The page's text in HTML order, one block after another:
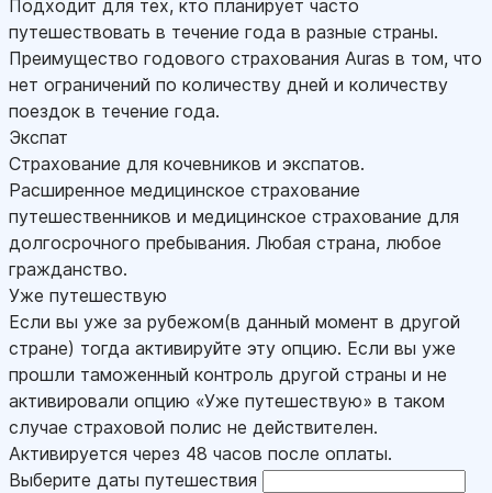
Подходит для тех, кто планирует часто
путешествовать в течение года в разные страны.
Преимущество годового страхования Auras в том, что
нет ограничений по количеству дней и количеству
поездок в течение года.
Экспат
Страхование для кочевников и экспатов.
Расширенное медицинское страхование
путешественников и медицинское страхование для
долгосрочного пребывания. Любая страна, любое
гражданство.
Уже путешествую
Если вы уже за рубежом(в данный момент в другой
стране) тогда активируйте эту опцию. Если вы уже
прошли таможенный контроль другой страны и не
активировали опцию «Уже путешествую» в таком
случае страховой полис не действителен.
Активируется через 48 часов после оплаты.
Выберите даты путешествия